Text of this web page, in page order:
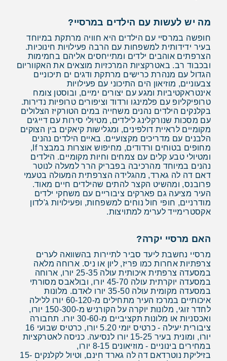
מה יש לעשות עם הילדים במרסיי?
חופשה במרסיי עם הילדים היא חוויה מרתקת במיוחד
בעיר ידידותית למשפחות עם הרבה פעילויות חינוכיות.
הצרפתים אוהבים ילדים ומתייחסים אליהם בחמימות
ובכבוד רב. באטרקציות המרכזיות מוצאים את האקווריום
הגדול עם מנהרת כרישים מרתקת ודגים ים תיכוניים
צבעוניים, מוזיאון הים התיכוני עם פעילויות
אינטראקטיביות ומגע עם יצורים ימיים, ובוסטן צומח
טרופיקליופ עם פלמינגו ורדוד וציפורים טרופיות נדירות.
בקלנקים הילדים נהנים משחייה במים הטורקיז הצלולים
עם מסכות שנורקלינג לילדים, מטיולי סירות עם דייגים
מקומיים לראיית דולפינים, ומגלישות קיאקים בין הצוקים
הלבנים עם מדריכים מקצועיים. באיים הילדים נהנים
מחופים בטוחים ורדודים, מחיפוש אוצרות במבצר If,
ומטיולי טבע קלים עם צמחים וחיות מקומיים. הילדים
נהנים במיוחד מהרכיבה בפבריק הרר למעלה לנוטר
דאם דה לה גארד, מהגלידה הצרפתית המעולה בטעמי
פרובנס, ומהשיט הקצר להתים שהילדים חיים מאוד.
העיר מציעה גם פארקים ציבוריים עם משחקי ילדים
מודרניים, חופי חול נוחים למשפחות, ופעילויות ג'לדון
אקסטרימייד לערימ למתויצות.
האם מרסיי יקרה?
מרסיי נחשבת ליעד סביר לתיירות בהשוואה לערים
צרפתיות אחרות כמו פריז, ליון או ניס. ארוחה מלאה
במסעדה צרפתית איכותית עולה 25-35 יורו, ארוחה
במסעדה יוקרתית עולה 45-70 יורו, ובולאבס מסורתי
במסעדה מקומית עולה 35-50 יורו לאדם. מלונות
איכותיים במרכז העיר מתחילים מ-60-120 יורו ללילה
לחדר זוגי, מלונות יוקרה על הקורניש מ-150-300 יורו,
ואכסניות או מלונות תקציביים מ-30-60 יורו. תחבורה
ציבורית יעילה - כרטיס יומי 5.20 יורו, כרטיס שבועי 16
יורו, ומונית בעיר 15-25 יורו לנסיעה. כניסה לאטרקציות
במחירים בינוניים - מוזיאונים 8-15 יורו,
בזיליקת נוטרדאם דה לה גארד חינם, וטיול לקלנקים 15-